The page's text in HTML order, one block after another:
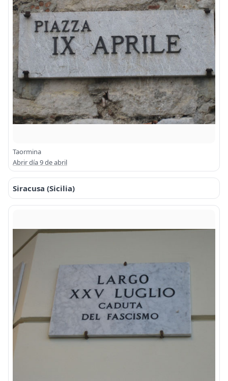
Taormina
Abrir día 9 de abril
Siracusa (Sicilia)